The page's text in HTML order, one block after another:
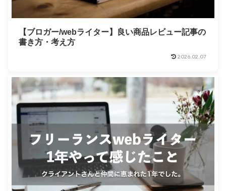
【ブロガー/webライター】良い商品レビュー記事の
書き方・考え方
2026.02.07